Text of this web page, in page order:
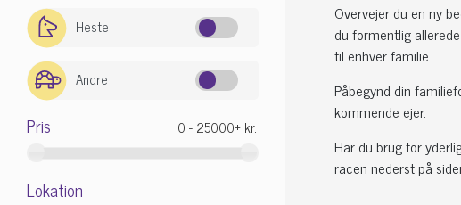
Heste
Andre
Pris
Lokation
Overvejer du en ny
du formentlig
til enhver familie.
Påbegynd din
kommende ejer.
Har du brug for
racen nederst på